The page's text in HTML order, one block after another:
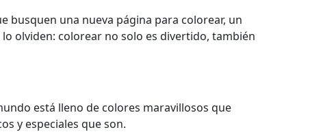
busquen una nueva página para colorear, un
olviden: colorear no solo es divertido, también
está lleno de colores maravillosos que
y especiales que son.